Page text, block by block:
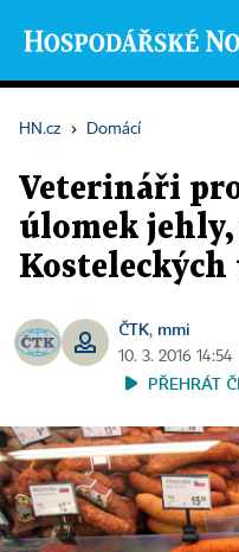
HN.cz › Domácí
Veterináři
úlomek jehly,
Kosteleckých
ČTK, mmi
10. 3. 2016
PŘEHRÁT